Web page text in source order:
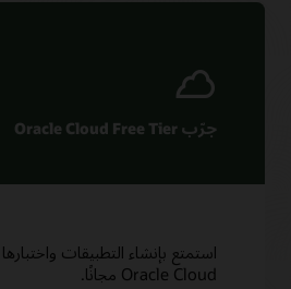
جرّب Oracle Cloud Free Tier
استمتع بإنشاء التطبيقات
Oracle Cloud مجانًا.